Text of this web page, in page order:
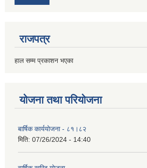
राजपत्र
हाल सम्म प्रकाशन भएका
योजना तथा परियोजना
बार्षिक कार्ययोजना - ८१।८२
मिति: 07/26/2024 - 14:40